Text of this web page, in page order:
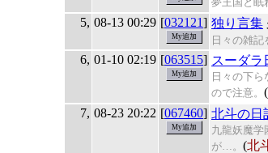
5, 08-13 00:29 [032121] 独り言集
日々の雑記
6, 01-10 02:19 [063515] スーダラ
日々の下
ので注意。 (
7, 08-23 20:22 [067460] 北斗の日
九龍妖魔学
が…。 (北